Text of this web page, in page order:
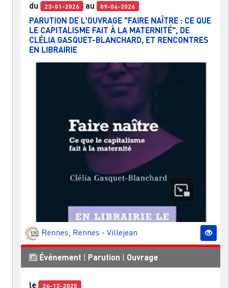
du 23-01-2026 au 09-04-2026
PARUTION DE L'OUVRAGE "FAIRE NAÎTRE : CE QUE
LE CAPITALISME FAIT À LA MATERNITÉ", DE
CLÉLIA GASQUET-BLANCHARD, ET RENCONTRES
EN LIBRAIRIE
Rennes, Rennes - Villejean
Événement Parution Ouvrage
le 26-12-2025